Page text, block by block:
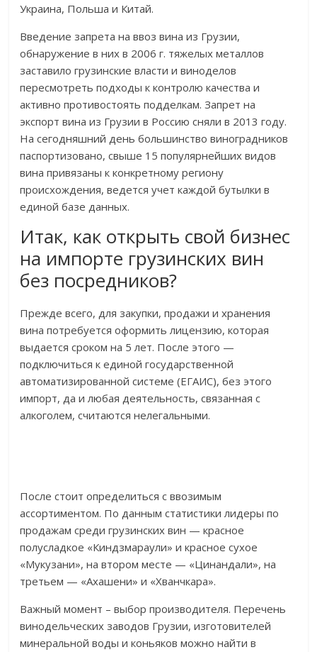
Украина, Польша и Китай.
Введение запрета на ввоз вина из Грузии,
обнаружение в них в 2006 г. тяжелых металлов
заставило грузинские власти и виноделов
пересмотреть подходы к контролю качества и
активно противостоять подделкам. Запрет на
экспорт вина из Грузии в Россию сняли в 2013 году.
На сегодняшний день большинство виноградников
паспортизовано, свыше 15 популярнейших видов
вина привязаны к конкретному региону
происхождения, ведется учет каждой бутылки в
единой базе данных.
Итак, как открыть свой бизнес
на импорте грузинских вин
без посредников?
Прежде всего, для закупки, продажи и хранения
вина потребуется оформить лицензию, которая
выдается сроком на 5 лет. После этого —
подключиться к единой государственной
автоматизированной системе (ЕГАИС), без этого
импорт, да и любая деятельность, связанная с
алкоголем, считаются нелегальными.
После стоит определиться с ввозимым
ассортиментом. По данным статистики лидеры по
продажам среди грузинских вин — красное
полусладкое «Киндзмараули» и красное сухое
«Мукузани», на втором месте — «Цинандали», на
третьем — «Ахашени» и «Хванчкара».
Важный момент – выбор производителя. Перечень
винодельческих заводов Грузии, изготовителей
минеральной воды и коньяков можно найти в